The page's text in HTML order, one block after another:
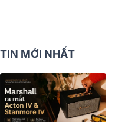
TIN MỚI NHẤT